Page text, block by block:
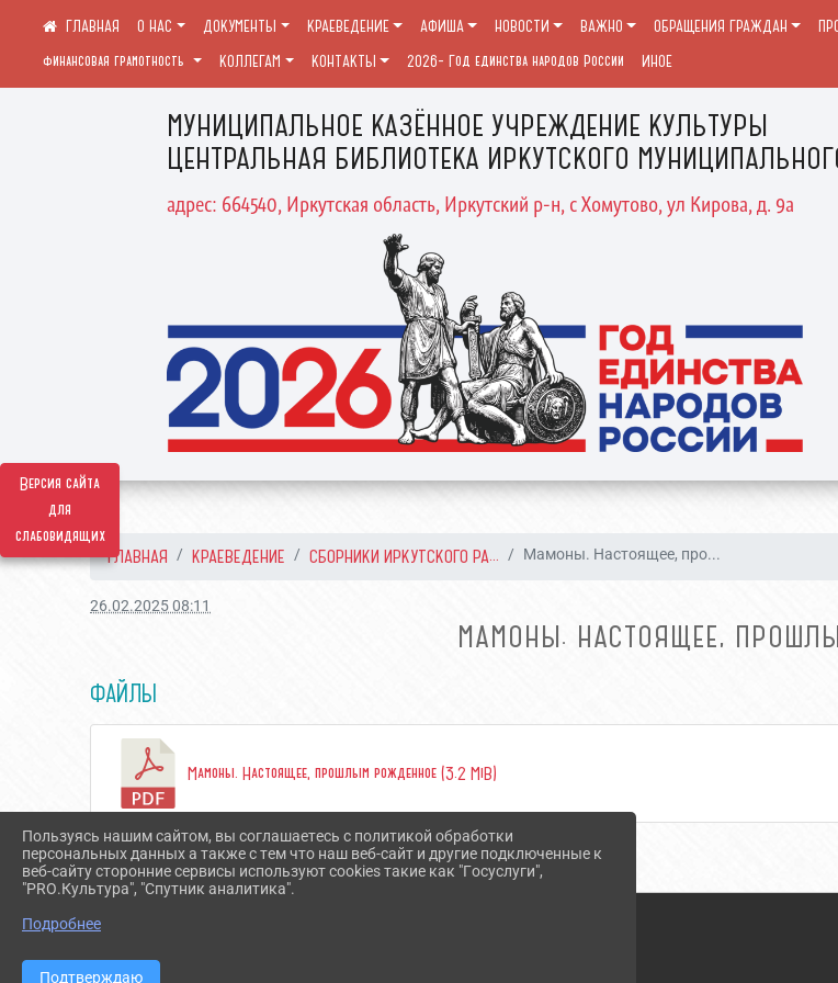
Версия сайта
для
слабовидящих
МУНИЦИПАЛЬНОЕ КАЗЁННОЕ УЧРЕЖДЕНИЕ КУЛЬТУРЫ
ЦЕНТРАЛЬНАЯ БИБЛИОТЕКА ИРКУТСКОГО
адрес: 664540, Иркутская область, Иркутский р-н, с Хомутово, ул Кирова, д. 9а
О НАС ДОКУМЕНТЫ КРАЕВЕДЕНИЕ АФИША НОВОСТИ ВАЖНО ОБРАЩЕНИЯ ГРАЖДАН
финансовая грамотность
КОЛЛЕГАМ КОНТАКТЫ 2026- Год единства народов России ИНОЕ
ГЛАВНАЯ КРАЕВЕДЕНИЕ СБОРНИКИ ИРКУТСКОГО РА... Мамоны. Настоящее, про...
26.02.2025 08:11
МАМОНЫ. НАСТОЯЩЕЕ,
ФАЙЛЫ
Мамоны. Настоящее, прошлым рожденное (3.2 MiB)
Пользуясь нашим сайтом, вы соглашаетесь с политикой обработки
персональных данных а также с тем что наш веб-сайт и другие подключенные к
веб-сайту сторонние сервисы используют cookies такие как "Госуслуги",
"PRO.Культура", "Спутник аналитика".
Подробнее
Подтверждаю